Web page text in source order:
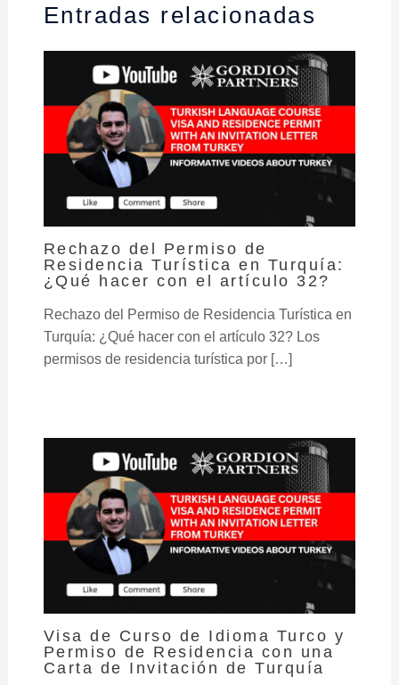
Entradas relacionadas
Rechazo del Permiso de
Residencia Turística en Turquía:
¿Qué hacer con el artículo 32?
Rechazo del Permiso de Residencia Turística en
Turquía: ¿Qué hacer con el artículo 32? Los
permisos de residencia turística por […]
Visa de Curso de Idioma Turco y
Permiso de Residencia con una
Carta de Invitación de Turquía